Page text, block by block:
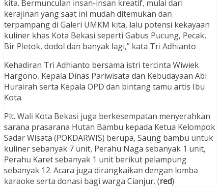
kita. Bermunculan insan-insan kreatif, mulai dari
kerajinan yang saat ini mudah ditemukan dan
terpampang di Galeri UMKM kita, lalu potensi kekayaan
kuliner khas Kota Bekasi seperti Gabus Pucung, Pecak,
Bir Pletok, dodol dan banyak lagi,” kata Tri Adhianto
Kehadiran Tri Adhianto bersama istri tercinta Wiwiek
Hargono, Kepala Dinas Pariwisata dan Kebudayaan Abi
Hurairah serta Kepala OPD dan bintang tamu artis Ibu
Kota.
Plt. Wali Kota Bekasi juga berkesempatan menyerahkan
sarana prasarana Hutan Bambu kepada Ketua Kelompok
Sadar Wisata (POKDARWIS) berupa, Saung bambu untuk
kuliner sebanyak 7 unit, Perahu Naga sebanyak 1 unit,
Perahu Karet sebanyak 1 unit berikut pelampung
sebanyak 12. Acara juga dirangkaikan dengan lomba
karaoke serta donasi bagi warga Cianjur. (red)